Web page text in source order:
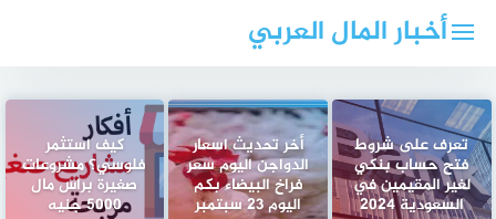
أخبار المال العربي
تعرف على شروط
فتح حساب بنكي
لغير المقيمين في
السعودية 2024
أخر تحديث اسعار
الدواجن اليوم سعر
فراخ البيضاء بكم
اليوم 23 سبتمبر
كيف استثمر
فلوسي؟ مشروعات
صغيرة براس مال
5000 جنيه